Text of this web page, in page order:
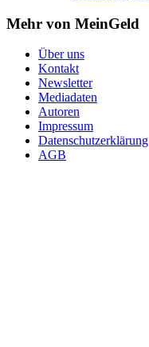
Mehr von MeinGeld
Über uns
Kontakt
Newsletter
Mediadaten
Autoren
Impressum
Datenschutzerklärung
AGB